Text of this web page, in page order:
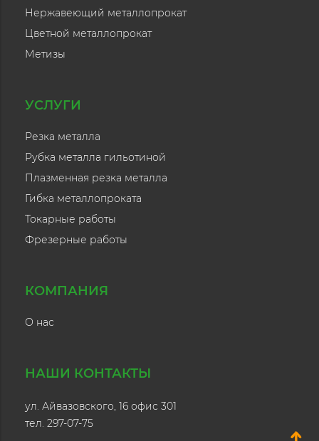
Нержавеющий металлопрокат
Цветной металлопрокат
Метизы
УСЛУГИ
Резка металла
Рубка металла гильотиной
Плазменная резка металла
Гибка металлопроката
Токарные работы
Фрезерные работы
КОМПАНИЯ
О нас
НАШИ КОНТАКТЫ
ул. Айвазовского, 16 офис 301
тел. 297-07-75